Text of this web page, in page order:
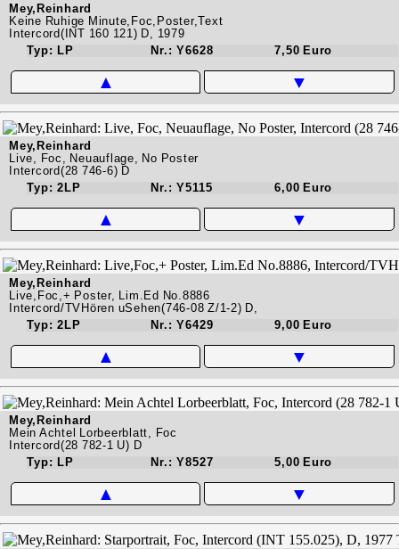
Mey,Reinhard
Keine Ruhige Minute,Foc,Poster,Text
Intercord(INT 160 121) D, 1979
Typ: LP
Nr.: Y6628 7,50 Euro
▲ ▼
Mey,Reinhard
Live, Foc, Neuauflage, No Poster
Intercord(28 746-6) D
Typ: 2LP
Nr.: Y5115 6,00 Euro
▲ ▼
Mey,Reinhard
Live,Foc,+ Poster, Lim.Ed No.8886
Intercord/TVHören uSehen(746-08 Z/1-2) D,
Typ: 2LP
Nr.: Y6429 9,00 Euro
▲ ▼
Mey,Reinhard
Mein Achtel Lorbeerblatt, Foc
Intercord(28 782-1 U) D
Typ: LP
Nr.: Y8527 5,00 Euro
▲ ▼